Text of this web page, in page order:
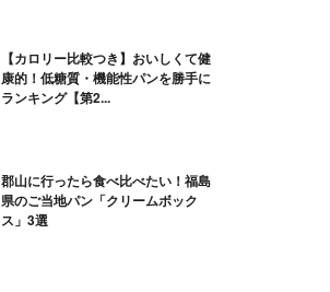
【カロリー比較つき】おいしくて健
康的！低糖質・機能性パンを勝手に
ランキング【第2...
郡山に行ったら食べ比べたい！福島
県のご当地パン「クリームボック
ス」3選